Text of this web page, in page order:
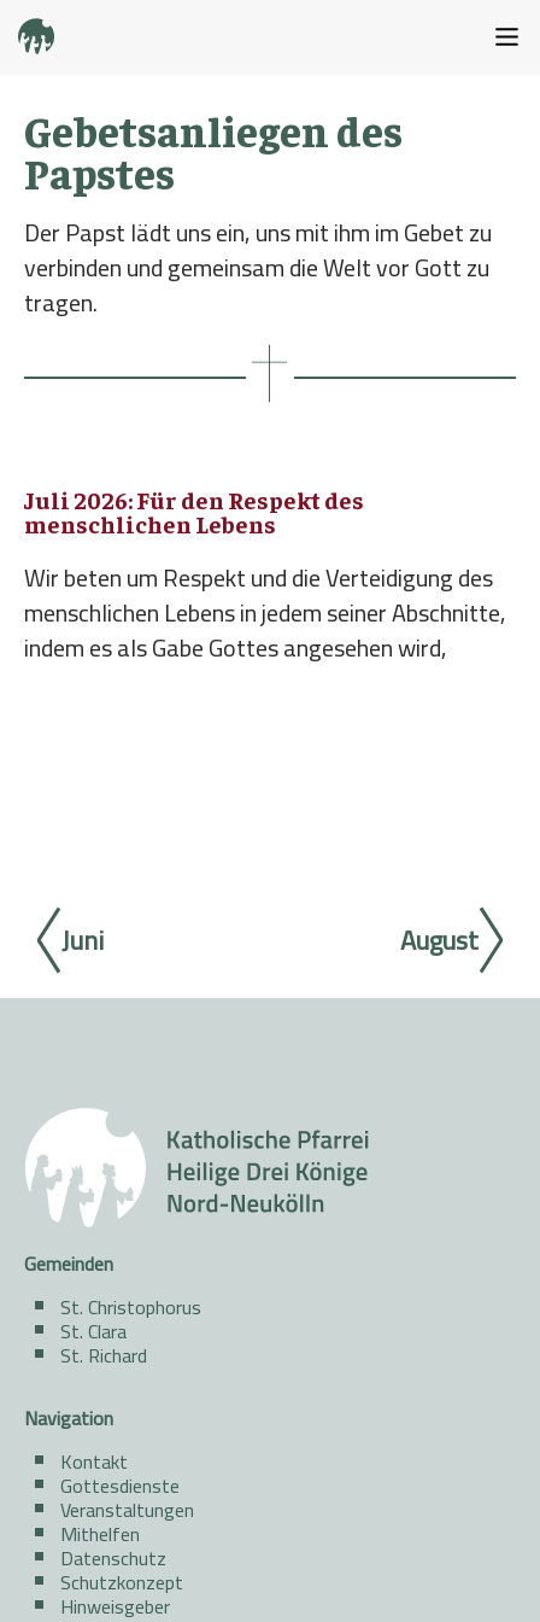
Gebetsanliegen des
Papstes
Der Papst lädt uns ein, uns mit ihm im Gebet zu
verbinden und gemeinsam die Welt vor Gott zu
tragen.
Juli 2026: Für den Respekt des
menschlichen Lebens
Wir beten um Respekt und die Verteidigung des
menschlichen Lebens in jedem seiner Abschnitte,
indem es als Gabe Gottes angesehen wird,
Juni August
Gemeinden
St. Christophorus
St. Clara
St. Richard
Navigation
Kontakt
Gottesdienste
Veranstaltungen
Mithelfen
Datenschutz
Schutzkonzept
Hinweisgeber